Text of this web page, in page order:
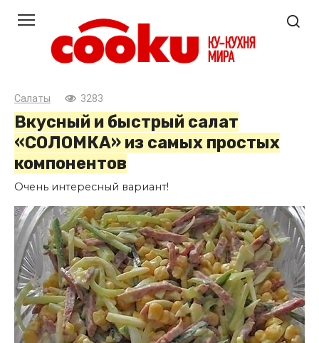
контенту
Салаты 3283
Вкусный и быстрый салат
«СОЛОМКА» из самых простых
компонентов
Очень интересный вариант!